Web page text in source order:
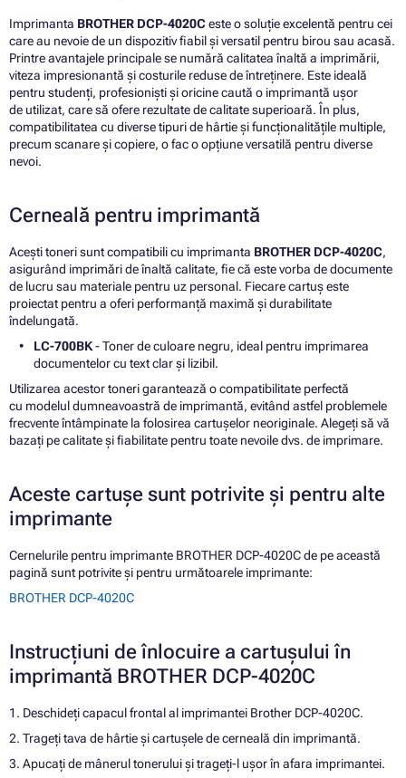
Imprimanta BROTHER DCP-4020C este o soluție excelentă pentru cei
care au nevoie de un dispozitiv fiabil și versatil pentru birou sau acasă.
Printre avantajele principale se numără calitatea înaltă a imprimării,
viteza impresionantă și costurile reduse de întreținere. Este ideală
pentru studenți, profesioniști și oricine caută o imprimantă ușor
de utilizat, care să ofere rezultate de calitate superioară. În plus,
compatibilitatea cu diverse tipuri de hârtie și funcționalitățile multiple,
precum scanare și copiere, o fac o opțiune versatilă pentru diverse
nevoi.
Cerneală pentru imprimantă
Acești toneri sunt compatibili cu imprimanta BROTHER DCP-4020C,
asigurând imprimări de înaltă calitate, fie că este vorba de documente
de lucru sau materiale pentru uz personal. Fiecare cartuș este
proiectat pentru a oferi performanță maximă și durabilitate
îndelungată.
LC-700BK- Toner de culoare negru, ideal pentru imprimarea
documentelor cu text clar și lizibil.
Utilizarea acestor toneri garantează o compatibilitate perfectă
cu modelul dumneavoastră de imprimantă, evitând astfel problemele
frecvente întâmpinate la folosirea cartușelor neoriginale. Alegeți să vă
bazați pe calitate și fiabilitate pentru toate nevoile dvs. de imprimare.
Aceste cartușe sunt potrivite și pentru alte
imprimante
Cernelurile pentru imprimante BROTHER DCP-4020C de pe această
pagină sunt potrivite și pentru următoarele imprimante:
BROTHER DCP-4020C
Instrucțiuni de înlocuire a cartușului în
imprimantă BROTHER DCP-4020C
1. Deschideți capacul frontal al imprimantei Brother DCP-4020C.
2. Trageți tava de hârtie și cartușele de cerneală din imprimantă.
3. Apucați de mânerul tonerului și trageți-l ușor în afara imprimantei.